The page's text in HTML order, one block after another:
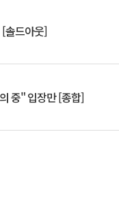
솔드아웃]
중" 입장만 [종합]